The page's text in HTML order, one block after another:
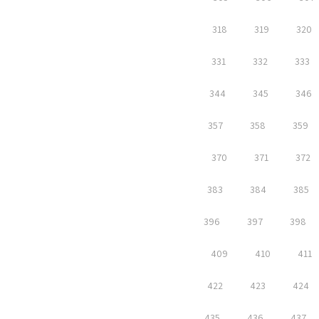
318 319 320
331 332 333
344 345 346
357 358 359
370 371 372
383 384 385
396 397 398
409 410 411
422 423 424